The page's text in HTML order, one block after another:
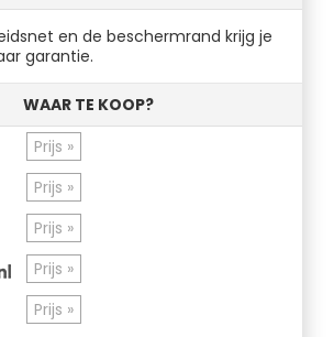
en de beschermrand krijg je
garantie.
WAAR TE KOOP?
Prijs »
Prijs »
Prijs »
Prijs »
Prijs »